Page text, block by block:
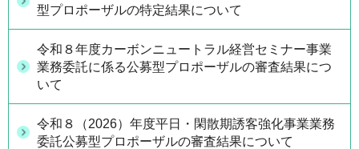
型プロポーザルの特定結果について
令和８年度カーボンニュートラル経営セミナー事業
業務委託に係る公募型プロポーザルの審査結果につ
いて
令和８（2026）年度平日・閑散期誘客強化事業業務
委託公募型プロポーザルの審査結果について